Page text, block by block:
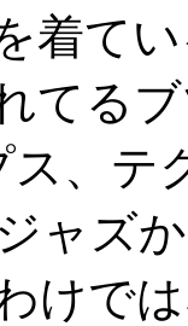
着て
てる
ス、テ
ャズ
けで